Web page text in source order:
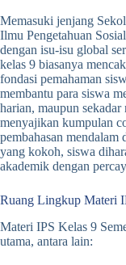
Memasuki jenjang
Ilmu Pengetahuan
dengan isu-isu global
kelas 9 biasanya
fondasi pemahaman
membantu para siswa
harian, maupun
menyajikan kumpulan
pembahasan mendalam
yang kokoh, siswa
akademik dengan
Ruang Lingkup Materi
Materi IPS Kelas 9
utama, antara lain: